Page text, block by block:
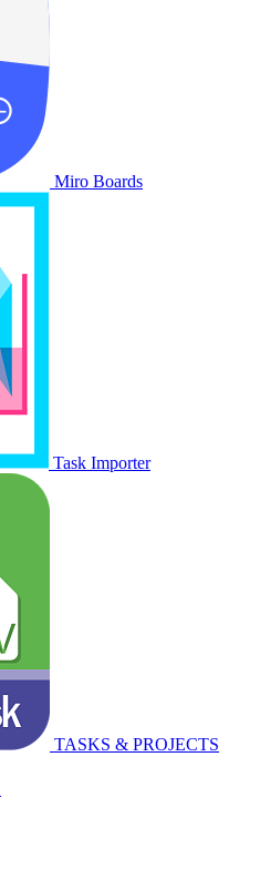
Miro Boards
Task Importer
TASKS & PROJECTS